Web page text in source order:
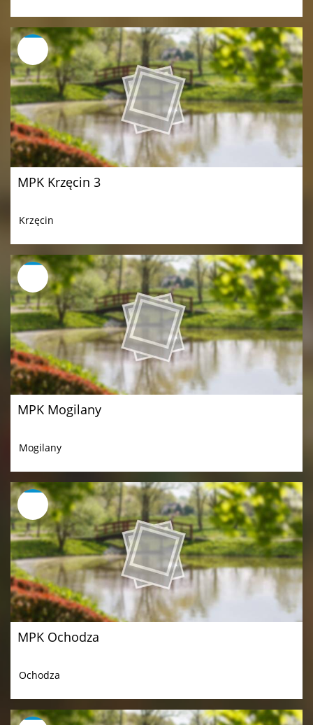
MPK Krzęcin 3
Krzęcin
MPK Mogilany
Mogilany
MPK Ochodza
Ochodza